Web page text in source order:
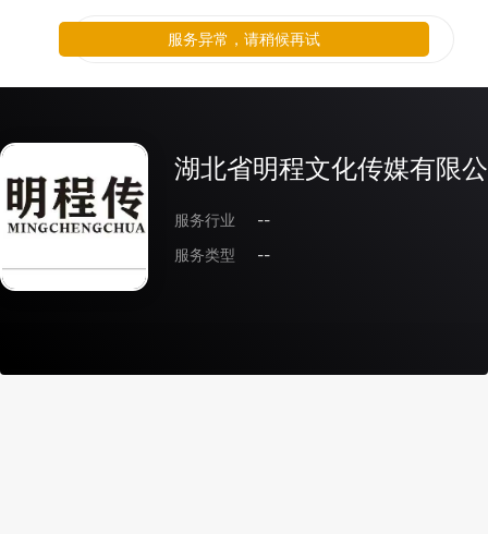
湖北省明程文化传媒有限
服务行业
--
服务类型
--
服务异常，请稍候再试